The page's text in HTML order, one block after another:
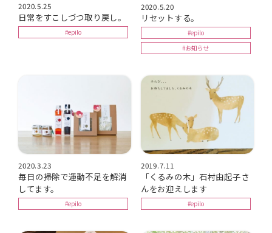
2020.5.25
日常をすこしづつ取り戻し。
#epilo
2020.5.20
リセットする。
#epilo
#お知らせ
2020.3.23
毎日の掃除で運動不足を解消
してます。
#epilo
2019.7.11
「くるみの木」石村由起子さ
んをお迎えします
#epilo